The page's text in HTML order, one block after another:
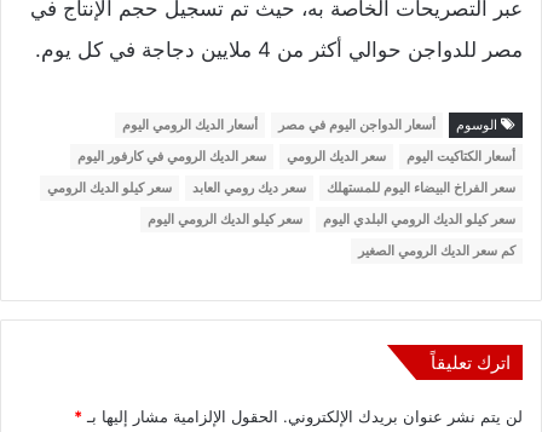
عبر التصريحات الخاصة به، حيث تم تسجيل حجم الإنتاج في
مصر للدواجن حوالي أكثر من 4 ملايين دجاجة في كل يوم.
الوسوم أسعار الدواجن اليوم في مصر
أسعار الديك الرومي اليوم
أسعار الكتاكيت اليوم
سعر الديك الرومي
سعر الديك الرومي في كارفور اليوم
سعر الفراخ البيضاء اليوم للمستهلك
سعر ديك رومي العابد
سعر كيلو الديك الرومي
سعر كيلو الديك الرومي البلدي اليوم
سعر كيلو الديك الرومي اليوم
كم سعر الديك الرومي الصغير
اترك تعليقاً
لن يتم نشر عنوان بريدك الإلكتروني. الحقول الإلزامية مشار إليها بـ *